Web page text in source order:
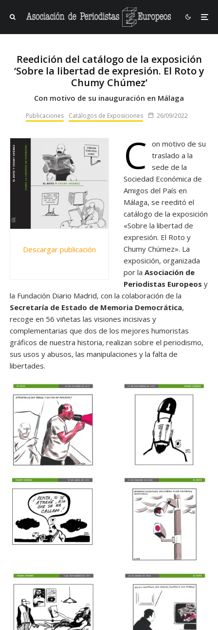
Reedición del catálogo de la exposición
‘Sobre la libertad de expresión. El Roto y
Chumy Chúmez’
Con motivo de su inauguración en Málaga
Publicaciones Catálogos de Exposiciones 26/09/2022
Descargar publicación
C on motivo de su
traslado a la
sede de la
Sociedad Económica de
Amigos del País en
Málaga, se reeditó el
catálogo de la exposición
«Sobre la libertad de
expresión. El Roto y
Chumy Chúmez». La
exposición, organizada
por la Asociación de
Periodistas Europeos y
la Fundación Diario Madrid, con la colaboración de la
Secretaría de Estado de Memoria Democrática,
recoge en 56 viñetas las visiones incisivas y
complementarias que dos de los mejores humoristas
gráficos de nuestra historia, realizan sobre el periodismo,
sus usos y abusos, las manipulaciones y la falta de
libertades.